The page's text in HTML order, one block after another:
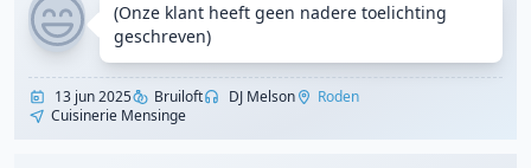
(Onze klant heeft geen nadere toelichting
geschreven)
13 jun 2025 Bruiloft DJ Melson
Roden
Cuisinerie Mensinge